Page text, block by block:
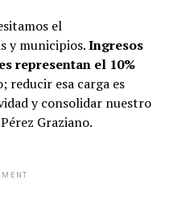
el
y municipios.Ingresos
representan el 10%
reducir esa carga es
y consolidar nuestro
Graziano.